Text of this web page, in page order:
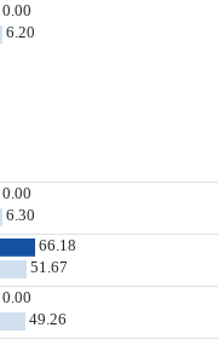
0.00
6.20
0.00
6.30
66.18
51.67
0.00
49.26